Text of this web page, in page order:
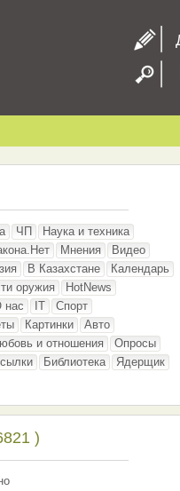
ЧП
Наука и техника
Мнения
Видео
В Казахстане
Календарь
оружия
HotNews
нас IT
Спорт
Картинки
Авто
и отношения
Опросы
Библиотека
Ядерщик
)